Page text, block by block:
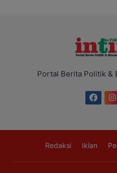
Portal Berita Politik &
Redaksi Iklan